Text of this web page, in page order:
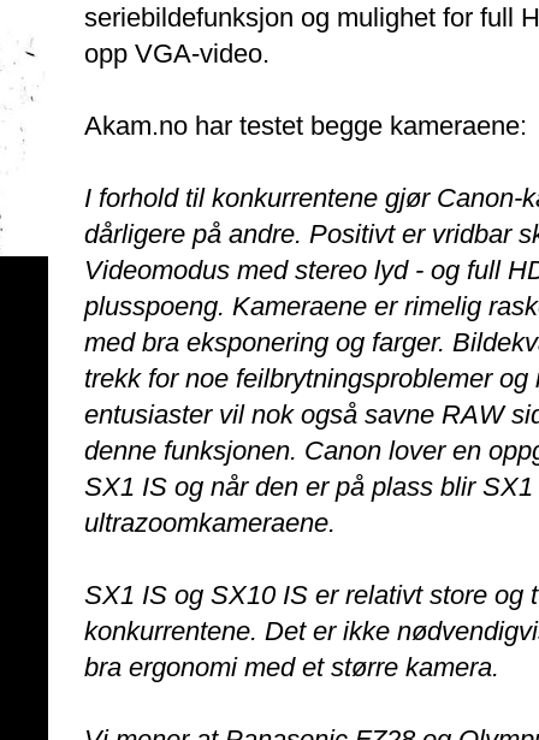
seriebildefunksjon og mulighet for full
opp VGA-video.
Akam.no har testet begge kameraene:
I forhold til konkurrentene gjør Canon-
dårligere på andre. Positivt er vridbar
Videomodus med stereo lyd - og full
plusspoeng. Kameraene er rimelig
med bra eksponering og farger.
trekk for noe feilbrytningsproblemer
entusiaster vil nok også savne RAW
denne funksjonen. Canon lover en
SX1 IS og når den er på plass blir
ultrazoomkameraene.
SX1 IS og SX10 IS er relativt store og
konkurrentene. Det er ikke
bra ergonomi med et større kamera.